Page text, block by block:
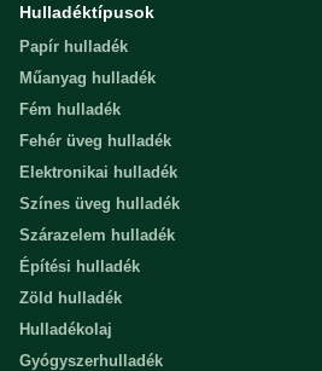
Hulladéktípusok
Papír hulladék
Műanyag hulladék
Fém hulladék
Fehér üveg hulladék
Elektronikai hulladék
Színes üveg hulladék
Szárazelem hulladék
Építési hulladék
Zöld hulladék
Hulladékolaj
Gyógyszerhulladék